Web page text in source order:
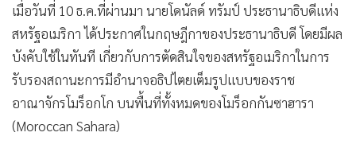
• เศรษฐกิจ-ธุรกิจ
• จีน
• ชุมชน-คุณภาพชีวิต
• อาชญากรรม
• Motoring
• เกม
เมื่อวันที่ 10 ธ.ค.ที่ผ่านมา นายโดนัลด์ ทรัมป์ ประธานาธิบดีแห่ง
สหรัฐอเมริกา ได้ประกาศในกฤษฎีกาของประธานาธิบดี โดยมีผล
บังคับใช้ในทันที เกี่ยวกับการตัดสินใจของสหรัฐอเมริกาในการ
รับรองสถานะการมีอํานาจอธิปไตยเต็มรูปแบบของราช
อาณาจักรโมร็อกโก บนพื้นที่ทั้งหมดของโมร็อกกันซาฮารา
(Moroccan Sahara)